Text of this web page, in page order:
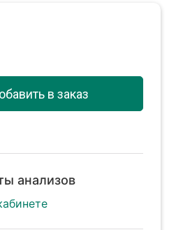
в заказ
анализов